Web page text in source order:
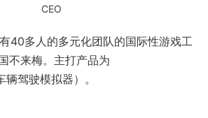
CEO
40多人的多元化团队的国际性游戏工
不来梅。主打产品为
驾驶模拟器）。